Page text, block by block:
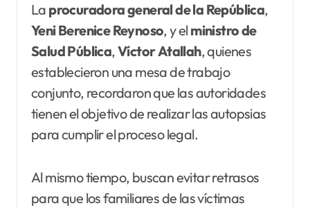
La procuradora general de la República,
Yeni Berenice Reynoso, y el ministro de
Salud Pública,VíctorAtallah, quienes
establecieron una mesa de trabajo
conjunto, recordaron que las autoridades
tienen el objetivo de realizar las autopsias
para cumplir el proceso legal.
Al mismo tiempo, buscan evitar retrasos
para que los familiares de las víctimas